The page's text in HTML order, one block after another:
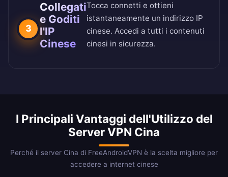
3
Collegati
e Goditi
l'IP
Cinese
Tocca connetti e ottieni
istantaneamente un indirizzo IP
cinese. Accedi a tutti i contenuti
cinesi in sicurezza.
I Principali Vantaggi dell'Utilizzo del
Server VPN Cina
Perché il server Cina di FreeAndroidVPN è la scelta migliore per
accedere a internet cinese